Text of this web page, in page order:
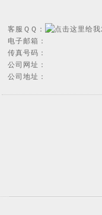
客服ＱＱ：
电子邮箱：
传真号码：
公司网址：
公司地址：